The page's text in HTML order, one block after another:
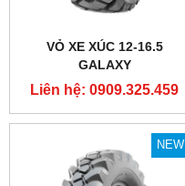
VỎ XE XÚC 12-16.5
GALAXY
Liên hệ: 0909.325.459
NEW